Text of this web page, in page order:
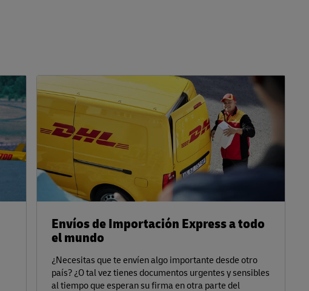
Envíos de Importación Express a todo
el mundo
¿Necesitas que te envíen algo importante desde otro
país? ¿O tal vez tienes documentos urgentes y sensibles
al tiempo que esperan su firma en otra parte del